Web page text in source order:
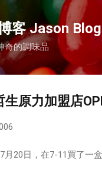
客 Jason Blog
奇的調味品
原力加盟店
7月20日，在7-11買了一